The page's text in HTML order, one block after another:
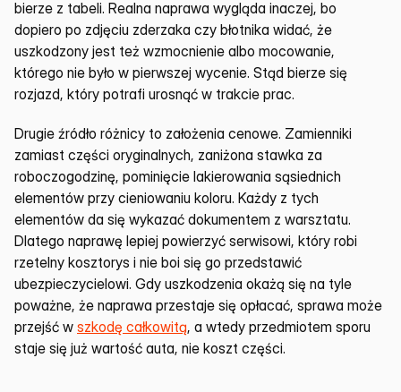
bierze z tabeli. Realna naprawa wygląda inaczej, bo
dopiero po zdjęciu zderzaka czy błotnika widać, że
uszkodzony jest też wzmocnienie albo mocowanie,
którego nie było w pierwszej wycenie. Stąd bierze się
rozjazd, który potrafi urosnąć w trakcie prac.
Drugie źródło różnicy to założenia cenowe. Zamienniki
zamiast części oryginalnych, zaniżona stawka za
roboczogodzinę, pominięcie lakierowania sąsiednich
elementów przy cieniowaniu koloru. Każdy z tych
elementów da się wykazać dokumentem z warsztatu.
Dlatego naprawę lepiej powierzyć serwisowi, który robi
rzetelny kosztorys i nie boi się go przedstawić
ubezpieczycielowi. Gdy uszkodzenia okażą się na tyle
poważne, że naprawa przestaje się opłacać, sprawa może
przejść w szkodę całkowitą, a wtedy przedmiotem sporu
staje się już wartość auta, nie koszt części.